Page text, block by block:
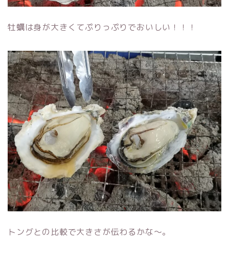
牡蠣は身が大きくてぷりっぷりでおいしい！！！
トングとの比較で大きさが伝わるかな～。